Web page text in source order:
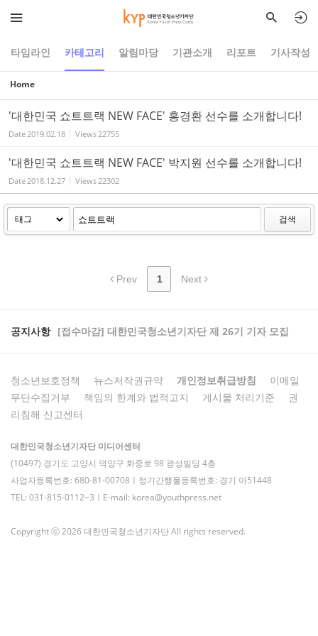
타임라인 카테고리 알림마당 기관소개 리포트 기사작성
Home
'대한민국 쇼트트랙 NEW FACE' 홍경환 선수를 소개합니다!
Date2019.02.18 Views22755
'대한민국 쇼트트랙 NEW FACE' 박지원 선수를 소개합니다!
Date2018.12.27 Views22302
검색
Prev 1 Next
공지사항 [접수마감] 대한민국청소년기자단 제 26기 기자 모집
청소년보호정책 뉴스저작권규약 개인정보취급방침
이메일
무단수집거부
책임의 한계와 법적고지 게시물 처리기준
권
리침해 신고센터
대한민국청소년기자단 미디어센터
(10497) 경기도 고양시 덕양구 화중로 98 광성빌딩 4층
사업자등록번호: 680-81-00708ㅣ정기간행물등록번호: 경기 아51448
TEL: 031-815-0112~3ㅣE-mail: korea@youthpress.net
Copyright ⓒ 2026 대한민국청소년기자단 All rights reserved.
Sketchbook5, 스케치북5